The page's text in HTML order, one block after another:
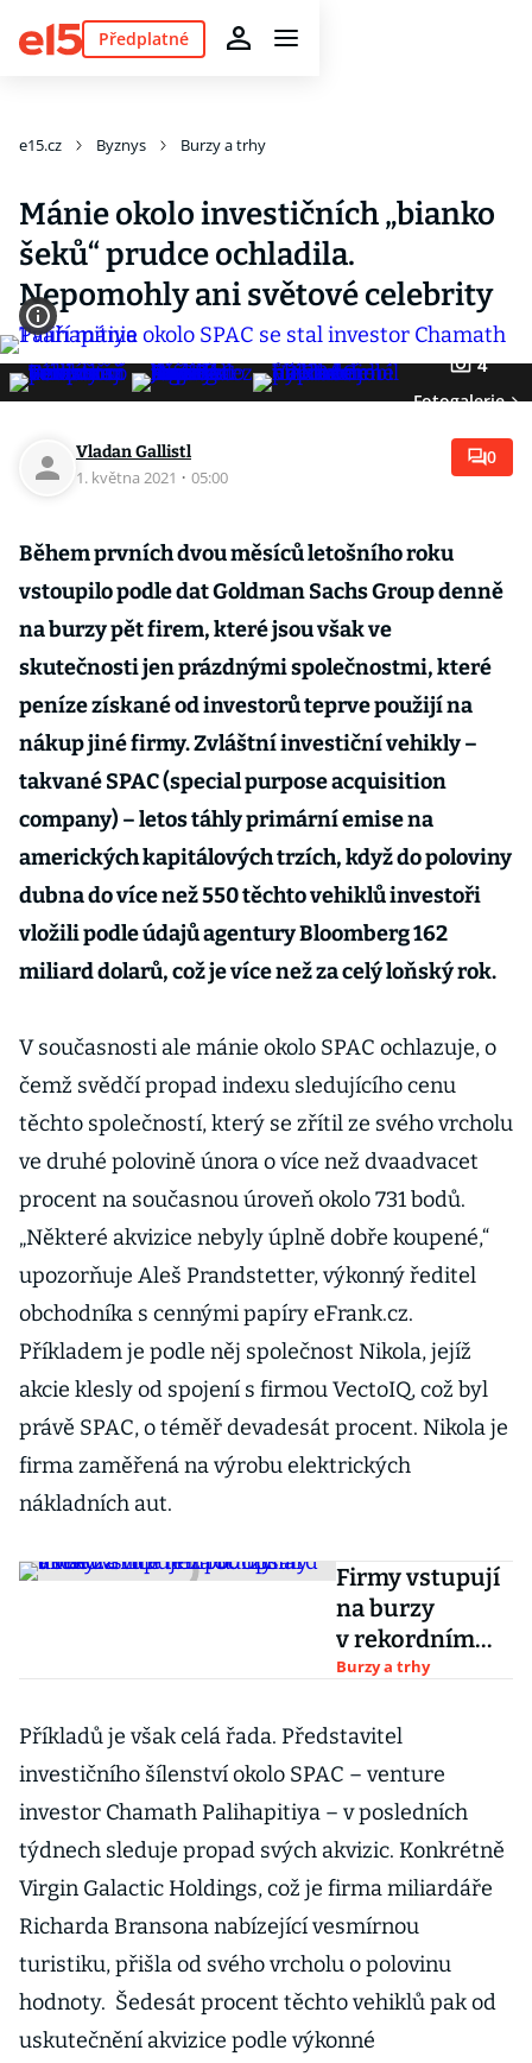
Předplatné
e15.cz Byznys Burzy a trhy
Mánie okolo investičních „bianko
šeků“ prudce ochladila.
Nepomohly ani světové celebrity
4
Fotogalerie
Vladan Gallistl
1. května 2021 · 05:00
0
Během prvních dvou měsíců letošního roku
vstoupilo podle dat Goldman Sachs Group denně
na burzy pět firem, které jsou však ve
skutečnosti jen prázdnými společnostmi, které
peníze získané od investorů teprve použijí na
nákup jiné firmy. Zvláštní investiční vehikly –
takvané SPAC (special purpose acquisition
company) – letos táhly primární emise na
amerických kapitálových trzích, když do poloviny
dubna do více než 550 těchto vehiklů investoři
vložili podle údajů agentury Bloomberg 162
miliard dolarů, což je více než za celý loňský rok.
V současnosti ale mánie okolo SPAC ochlazuje, o
čemž svědčí propad indexu sledujícího cenu
těchto společností, který se zřítil ze svého vrcholu
ve druhé polovině února o více než dvaadvacet
procent na současnou úroveň okolo 731 bodů.
„Některé akvizice nebyly úplně dobře koupené,“
upozorňuje Aleš Prandstetter, výkonný ředitel
obchodníka s cennými papíry eFrank.cz.
Příkladem je podle něj společnost Nikola, jejíž
akcie klesly od spojení s firmou VectoIQ, což byl
právě SPAC, o téměř devadesát procent. Nikola je
firma zaměřená na výrobu elektrických
nákladních aut.
Firmy vstupují
na burzy
v rekordním
tempu. Upsaly
než 160 miliard
dolarů
Burzy a trhy
Příkladů je však celá řada. Představitel
investičního šílenství okolo SPAC – venture
investor Chamath Palihapitiya – v posledních
týdnech sleduje propad svých akvizic. Konkrétně
Virgin Galactic Holdings, což je firma miliardáře
Richarda Bransona nabízející vesmírnou
turistiku, přišla od svého vrcholu o polovinu
hodnoty. Šedesát procent těchto vehiklů pak od
uskutečnění akvizice podle výkonné